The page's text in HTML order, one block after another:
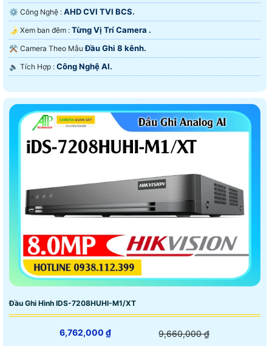
⚙ Công Nghệ : AHD CVI TVI BCS.
🌛 Xem ban đêm : Từng Vị Trí Camera .
⚒ Camera Theo MẫuĐầu Ghi 8 kênh.
️🔈 Tích Hợp : Công Nghệ AI.
Đầu Ghi Hình IDS-7208HUHI-M1/XT
6,762,000 ₫ 9,660,000 ₫